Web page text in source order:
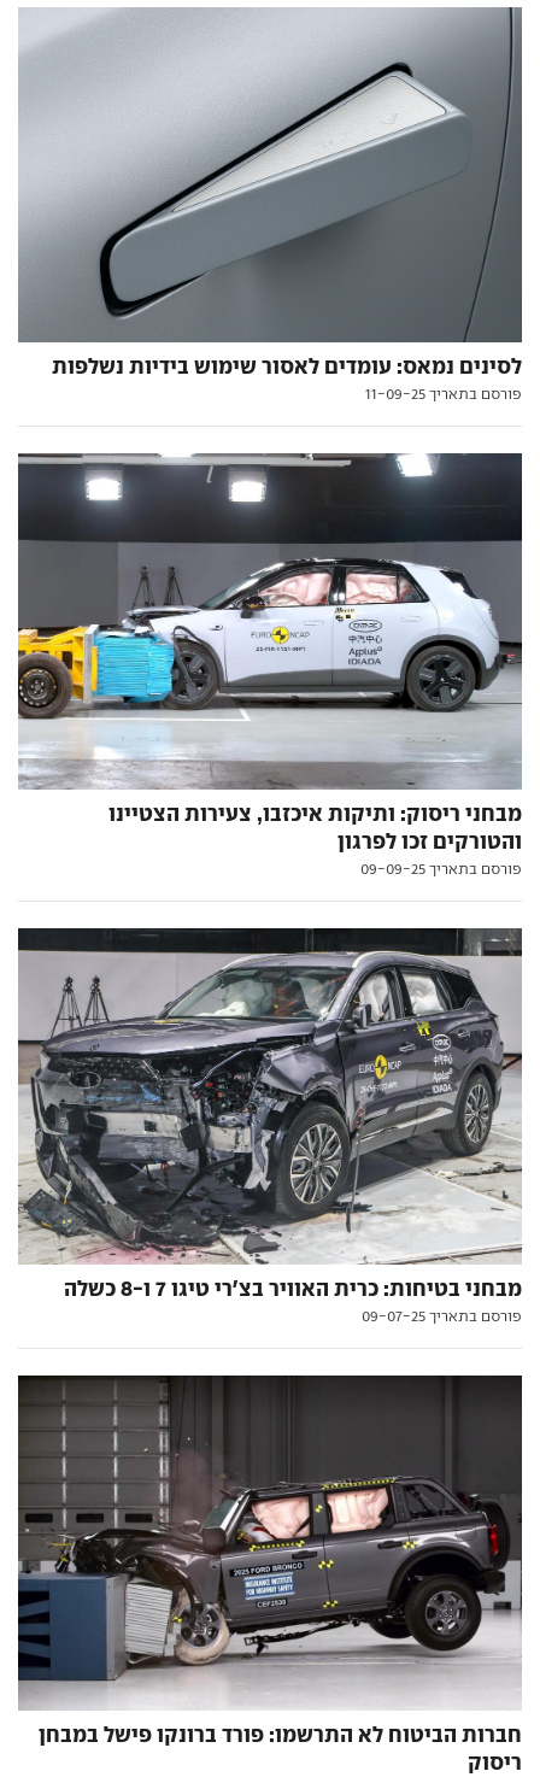
לסינים נמאס: עומדים לאסור שימוש בידיות נשלפות
פורסם בתאריך 11-09-25
מבחני ריסוק: ותיקות איכזבו, צעירות הצטיינו
והטורקים זכו לפרגון
פורסם בתאריך 09-09-25
מבחני בטיחות: כרית האוויר בצ׳רי טיגו 7 ו-8 כשלה
פורסם בתאריך 09-07-25
חברות הביטוח לא התרשמו: פורד ברונקו פישל במבחן
ריסוק